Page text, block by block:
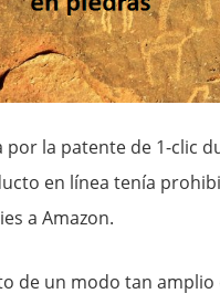
la patente de 1-clic
en línea tenía
a Amazon.
de un modo tan